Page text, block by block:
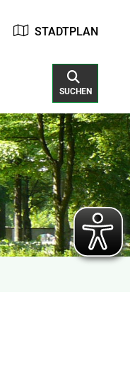
STADTPLAN
SUCHEN